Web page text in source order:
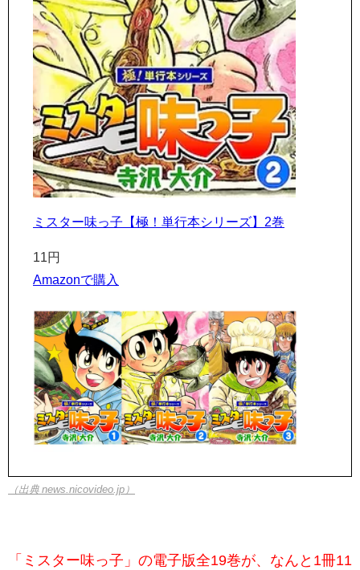
ミスター味っ子【極！単行本シリーズ】2巻
11円
Amazonで購入
（出典 news.nicovideo.jp）
「ミスター味っ子」の電子版全19巻が、なんと1冊11